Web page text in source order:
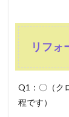
リフォ
Q1：〇（ク
程です）